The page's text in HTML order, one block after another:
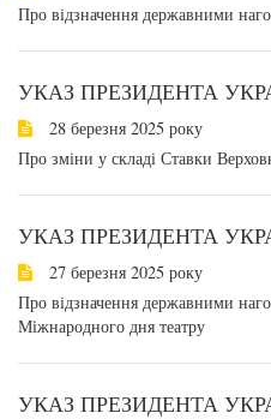
Про відзначення державними
УКАЗ ПРЕЗИДЕНТА
28 березня 2025 року
Про зміни у складі Ставки
УКАЗ ПРЕЗИДЕНТА
27 березня 2025 року
Про відзначення державними
Міжнародного дня театру
УКАЗ ПРЕЗИДЕНТА